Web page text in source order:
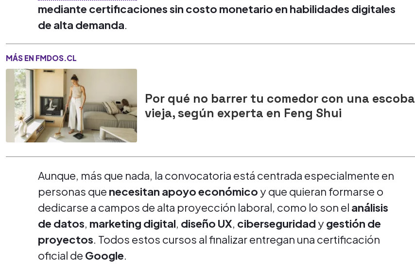
mediante certificaciones sin costo monetario en habilidades digitales
de alta demanda.
MÁS EN FMDOS.CL
Por qué no barrer tu comedor con una escoba
vieja, según experta en Feng Shui
Aunque, más que nada, la convocatoria está centrada especialmente en
personas que necesitan apoyo económico y que quieran formarse o
dedicarse a campos de alta proyección laboral, como lo son el análisis
de datos, marketing digital, diseño UX, ciberseguridad y gestión de
proyectos. Todos estos cursos al finalizar entregan una certificación
oficial de Google.